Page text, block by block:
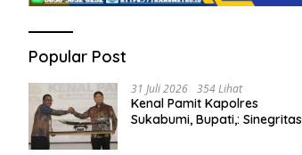
Popular Post
31 Juli 2026 354 Lihat
Kenal Pamit Kapolres
Sukabumi, Bupati,: Sinegritas